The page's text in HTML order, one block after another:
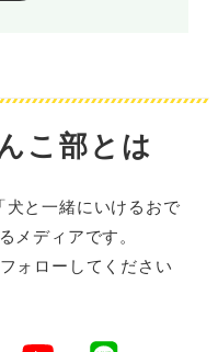
こ部とは
犬と一緒にいけるおで
メディアです。
ォローしてください